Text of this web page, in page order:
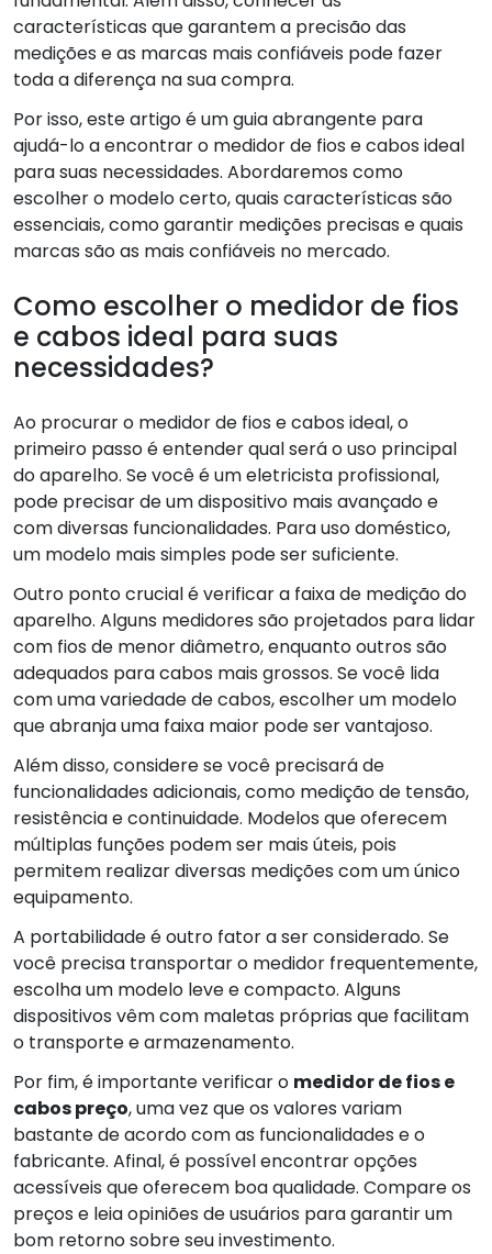
características que garantem a precisão das
medições e as marcas mais confiáveis pode fazer
toda a diferença na sua compra.
Por isso, este artigo é um guia abrangente para
ajudá-lo a encontrar o medidor de fios e cabos ideal
para suas necessidades. Abordaremos como
escolher o modelo certo, quais características são
essenciais, como garantir medições precisas e quais
marcas são as mais confiáveis no mercado.
Como escolher o medidor de fios
e cabos ideal para suas
necessidades?
Ao procurar o medidor de fios e cabos ideal, o
primeiro passo é entender qual será o uso principal
do aparelho. Se você é um eletricista profissional,
pode precisar de um dispositivo mais avançado e
com diversas funcionalidades. Para uso doméstico,
um modelo mais simples pode ser suficiente.
Outro ponto crucial é verificar a faixa de medição do
aparelho. Alguns medidores são projetados para lidar
com fios de menor diâmetro, enquanto outros são
adequados para cabos mais grossos. Se você lida
com uma variedade de cabos, escolher um modelo
que abranja uma faixa maior pode ser vantajoso.
Além disso, considere se você precisará de
funcionalidades adicionais, como medição de tensão,
resistência e continuidade. Modelos que oferecem
múltiplas funções podem ser mais úteis, pois
permitem realizar diversas medições com um único
equipamento.
A portabilidade é outro fator a ser considerado. Se
você precisa transportar o medidor frequentemente,
escolha um modelo leve e compacto. Alguns
dispositivos vêm com maletas próprias que facilitam
o transporte e armazenamento.
Por fim, é importante verificar o medidor de fios e
cabos preço, uma vez que os valores variam
bastante de acordo com as funcionalidades e o
fabricante. Afinal, é possível encontrar opções
acessíveis que oferecem boa qualidade. Compare os
preços e leia opiniões de usuários para garantir um
bom retorno sobre seu investimento.